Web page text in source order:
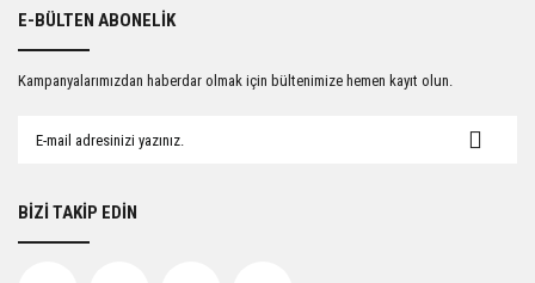
Gönder
E-BÜLTEN ABONELİK
Kampanyalarımızdan haberdar olmak için bültenimize hemen kayıt olun.
BİZİ TAKİP EDİN